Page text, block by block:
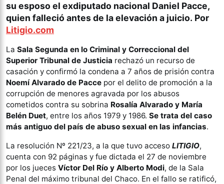
su esposo el exdiputado nacional Daniel Pacce,
quien falleció antes de la elevación a juicio. Por
Litigio.com
La Sala Segunda en lo Criminal y Correccional del
Superior Tribunal de Justicia rechazó un recurso de
casación y confirmó la condena a 7 años de prisión contra
Noemí Alvarado de Pacce por el delito de promoción a la
corrupción de menores agravada por los abusos
cometidos contra su sobrina Rosalía Alvarado y María
Belén Duet, entre los años 1979 y 1986. Se trata del caso
más antiguo del país de abuso sexual en las infancias.
La resolución Nº 221/23, a la que tuvo acceso LITIGIO,
cuenta con 92 páginas y fue dictada el 27 de noviembre
por los jueces Víctor Del Río y Alberto Modi, de la Sala
Penal del máximo tribunal del Chaco. En el fallo se ratificó,